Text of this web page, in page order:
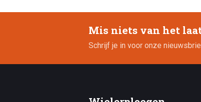
Mis niets van het
Schrijf je in voor onze